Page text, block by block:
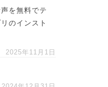
を無料でテ
のインスト
2025年11月1日